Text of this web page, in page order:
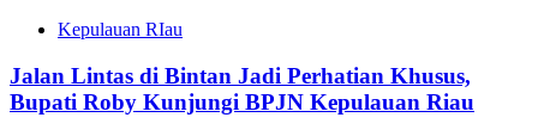
Kepulauan RIau
Jalan Lintas di Bintan Jadi Perhatian Khusus,
Bupati Roby Kunjungi BPJN Kepulauan Riau